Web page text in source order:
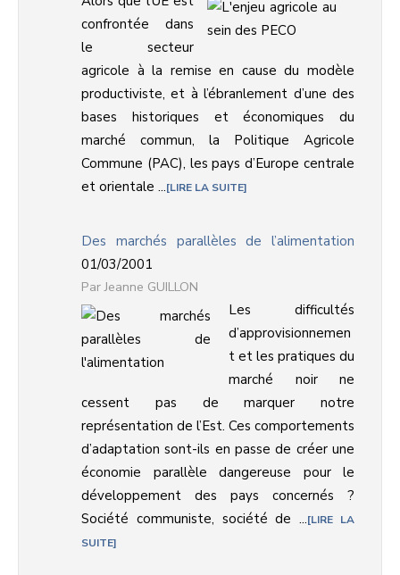
confrontée dans
le secteur
agricole à la remise en cause du modèle
productiviste, et à l’ébranlement d’une des
bases historiques et économiques du
marché commun, la Politique Agricole
Commune (PAC), les pays d’Europe centrale
et orientale ... LIRE LA SUITE
Des marchés parallèles de l’alimentation
01/03/2001
Jeanne GUILLON
Les difficultés
d’approvisionnemen
t et les pratiques du
marché noir ne
cessent pas de marquer notre
représentation de l’Est. Ces comportements
d’adaptation sont-ils en passe de créer une
économie parallèle dangereuse pour le
développement des pays concernés ?
Société communiste, société de ... LIRE LA
SUITE